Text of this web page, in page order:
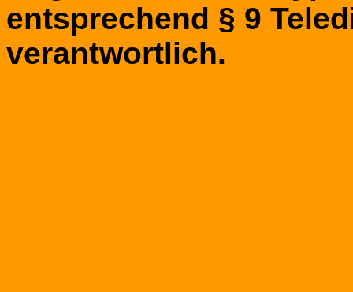
entsprechend § 9
verantwortlich.